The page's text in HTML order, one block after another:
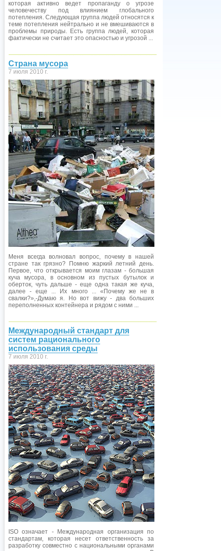
которая активно ведет пропаганду о угрозе
человечеству под влиянием глобального
потепления. Следующая группа людей относятся к
теме потепления нейтрально и не вмешиваются в
проблемы природы. Есть группа людей, которая
фактически не считает это опасностью и угрозой ...
Страна мусора
7 июля 2010 г.
Меня всегда волновал вопрос, почему в нашей
стране так грязно? Помню жаркий летний день.
Первое, что открывается моим глазам - большая
куча мусора, в основном из пустых бутылок и
оберток, чуть дальше - еще одна такая же куча,
далее - еще ... Их много ... «Почему же не в
свалки?»,-Думаю я. Но вот вижу - два больших
переполненных контейнера и рядом с ними ...
Международный стандарт для
систем рационального
использования среды
7 июля 2010 г.
ISO означает - Международная организация по
стандартам, которая несет ответственность за
разработку совместно с национальными органами